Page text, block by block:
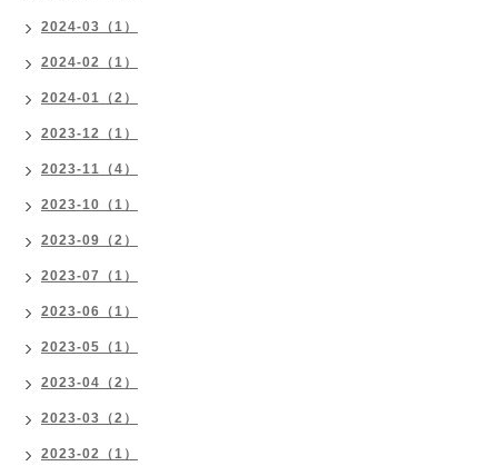
2024-03（1）
2024-02（1）
2024-01（2）
2023-12（1）
2023-11（4）
2023-10（1）
2023-09（2）
2023-07（1）
2023-06（1）
2023-05（1）
2023-04（2）
2023-03（2）
2023-02（1）